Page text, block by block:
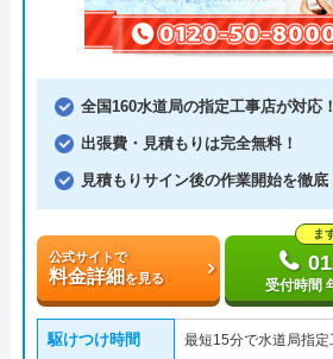
全国160水道局の指定工事店が対応！
出張費・見積もりは完全無料！
見積もりサイン後の作業開始を徹底
公式サイトで
料金詳細を見る
ま
受付時間
駆けつけ時間 最短15分で水道局指